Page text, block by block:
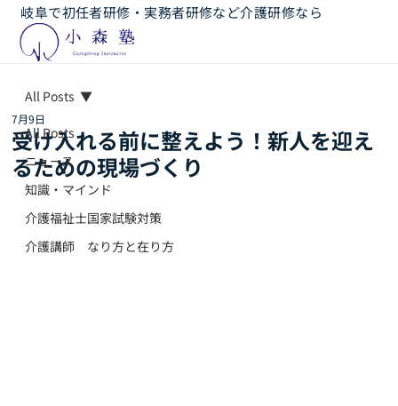
岐阜で初任者研修・実務者研修など介護研修なら
All Posts
ニュース
知識・マインド
介護福祉士国家試験対策
介護講師 なり方と在り方
All Posts
受け入れる前に整えよう！新人を迎え
るための現場づくり
7月9日